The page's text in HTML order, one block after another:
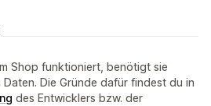
Shop funktioniert, benötigt sie
Die Gründe dafür findest du in
des Entwicklers bzw. der